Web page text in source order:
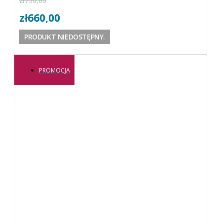
zł660,00
PRODUKT NIEDOSTĘPNY.
PROMOCJA